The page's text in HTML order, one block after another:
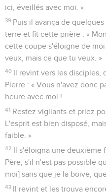
ici, éveillés avec moi. »
39 Puis il avança de
terre et fit cette prière : «
cette coupe s'éloigne de
veux, mais ce que tu veux. »
40 Il revint vers les disciples,
Pierre : « Vous n'avez donc
heure avec moi !
41 Restez vigilants et priez
L'esprit est bien disposé,
faible. »
42 Il s'éloigna une deuxième
Père, s'il n'est pas possible
moi] sans que je la boive,
43 Il revint et les trouva